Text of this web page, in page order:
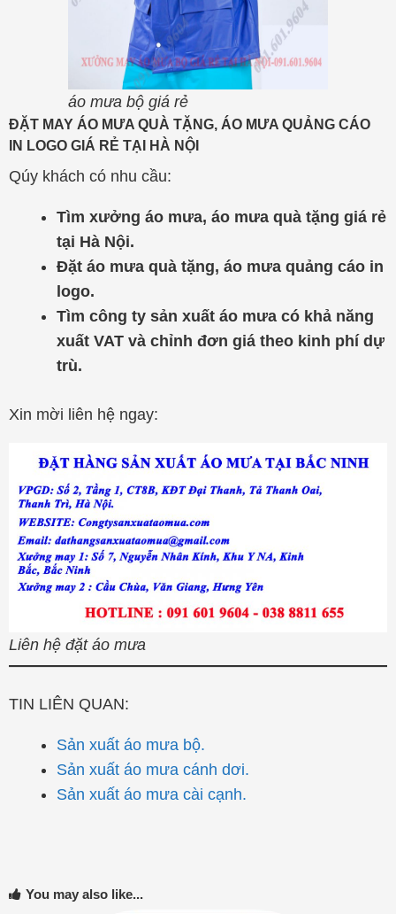
áo mưa bộ giá rẻ
ĐẶT MAY ÁO MƯA QUÀ TẶNG, ÁO MƯA QUẢNG CÁO
IN LOGO GIÁ RẺ TẠI HÀ NỘI
Qúy khách có nhu cầu:
Tìm xưởng áo mưa, áo mưa quà tặng giá rẻ
tại Hà Nội.
Đặt áo mưa quà tặng, áo mưa quảng cáo in
logo.
Tìm công ty sản xuất áo mưa có khả năng
xuất VAT và chỉnh đơn giá theo kinh phí dự
trù.
Xin mời liên hệ ngay:
Liên hệ đặt áo mưa
TIN LIÊN QUAN:
Sản xuất áo mưa bộ.
Sản xuất áo mưa cánh dơi.
Sản xuất áo mưa cài cạnh.
You may also like...